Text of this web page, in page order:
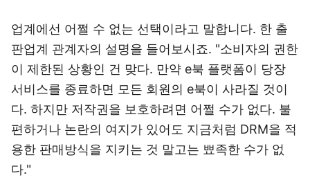
업계에선 어쩔 수 없는 선택이라고 말합니다. 한 출
판업계 관계자의 설명을 들어보시죠. "소비자의 권한
이 제한된 상황인 건 맞다. 만약 e북 플랫폼이 당장
서비스를 종료하면 모든 회원의 e북이 사라질 것이
다. 하지만 저작권을 보호하려면 어쩔 수가 없다. 불
편하거나 논란의 여지가 있어도 지금처럼 DRM을 적
용한 판매방식을 지키는 것 말고는 뾰족한 수가 없
다."